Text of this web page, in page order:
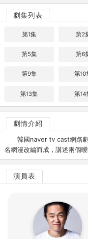
劇集列表
第1集 第2
第5集 第6
第9集 第10
第13集 第14
劇情介紹
韓國naver tv cast網路
名網漫改編而成，講述兩個
演員表